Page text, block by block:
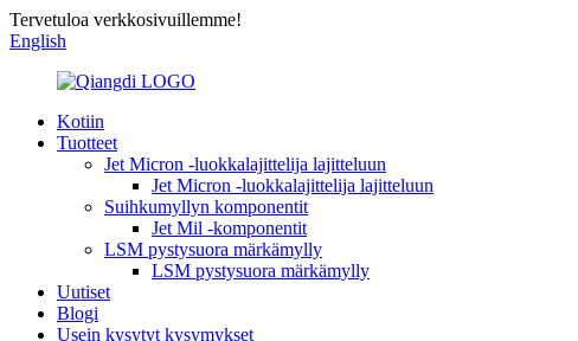
Tervetuloa verkkosivuillemme!
English
Kotiin
Tuotteet
Jet Micron -luokkalajittelija lajitteluun
Jet Micron -luokkalajittelija lajitteluun
Suihkumyllyn komponentit
Jet Mil -komponentit
LSM pystysuora märkämylly
LSM pystysuora märkämylly
Uutiset
Blogi
Usein kysytyt kysymykset